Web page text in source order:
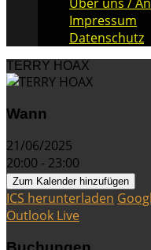
Impressum
Datenschutz
TERRY HOAX
Wann
21/06/2025
20:00 - 23:00
Zum Kalender hinzufügen
ICS herunterladen
Outlook Live